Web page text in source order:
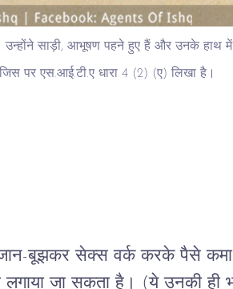
उन्होंने साड़ी, आभूषण पहने हुए हैं और उनके हाथ
पर एस.आई.टी.ए धारा 4 (2) (ए) लिखा है।
बूझकर सेक्स वर्क करके पैसे कमा
जा सकता है। (ये उनकी ही